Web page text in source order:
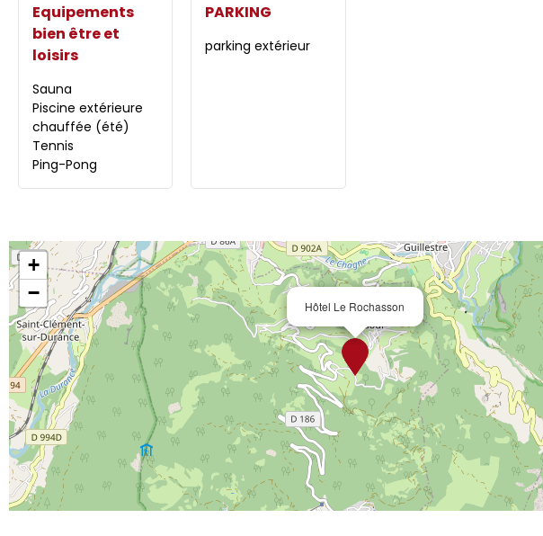
Equipements
bien être et
loisirs
Sauna
Piscine extérieure
chauffée (été)
Tennis
Ping-Pong
PARKING
parking extérieur
Hôtel Le Rochasson
+
−